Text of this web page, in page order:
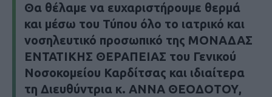
Θα θέλαμε να ευχαριστήρουμε θερμά
και μέσω του Τύπου όλο το ιατρικό και
νοσηλευτικό προσωπικό της ΜΟΝΑΔΑΣ
ΕΝΤΑΤΙΚΗΣ ΘΕΡΑΠΕΙΑΣ του Γενικού
Νοσοκομείου Καρδίτσας και ιδιαίτερα
τη Διευθύντρια κ. ΑΝΝΑ ΘΕΟΔΟΤΟΥ,